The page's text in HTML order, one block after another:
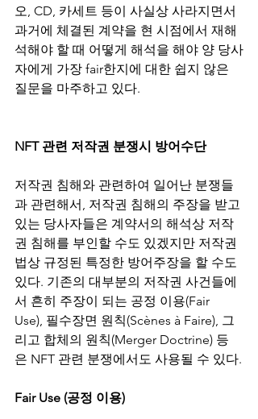
오, CD, 카세트 등이 사실상 사라지면서
과거에 체결된 계약을 현 시점에서 재해
석해야 할 때 어떻게 해석을 해야 양 당사
자에게 가장 fair한지에 대한 쉽지 않은
질문을 마주하고 있다.
NFT 관련 저작권 분쟁시 방어수단
저작권 침해와 관련하여 일어난 분쟁들
과 관련해서, 저작권 침해의 주장을 받고
있는 당사자들은 계약서의 해석상 저작
권 침해를 부인할 수도 있겠지만 저작권
법상 규정된 특정한 방어주장을 할 수도
있다. 기존의 대부분의 저작권 사건들에
서 흔히 주장이 되는 공정 이용(Fair
Use), 필수장면 원칙(Scènes à Faire), 그
리고 합체의 원칙(Merger Doctrine) 등
은 NFT 관련 분쟁에서도 사용될 수 있다.
Fair Use (공정 이용)